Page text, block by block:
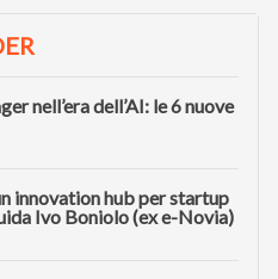
nell’era dell’AI: le 6 nuove
innovation hub per startup
Ivo Boniolo (ex e-Novia)